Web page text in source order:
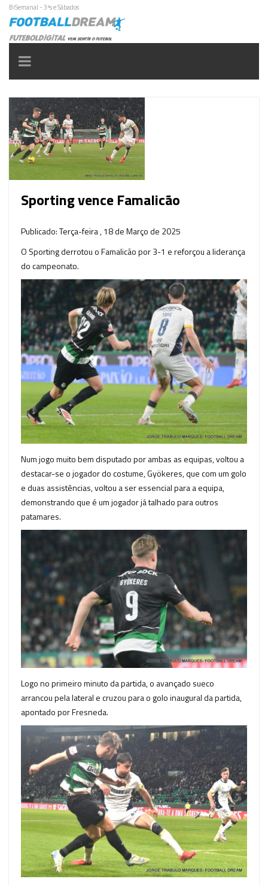
BiSemanal - 3ªs e Sábados
Toggle
navigation
Sporting vence Famalicão
Publicado: Terça-feira , 18 de Março de 2025
O Sporting derrotou o Famalicão por 3-1 e reforçou a liderança
do campeonato.
Num jogo muito bem disputado por ambas as equipas, voltou a
destacar-se o jogador do costume, Gyökeres, que com um golo
e duas assistências, voltou a ser essencial para a equipa,
demonstrando que é um jogador já talhado para outros
patamares.
Logo no primeiro minuto da partida, o avançado sueco
arrancou pela lateral e cruzou para o golo inaugural da partida,
apontado por Fresneda.